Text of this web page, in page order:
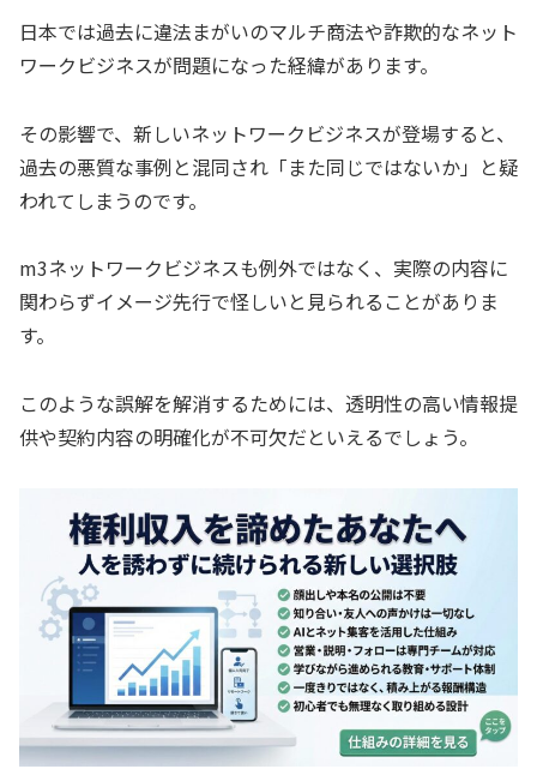
日本では過去に違法まがいのマルチ商法や詐欺的なネット
ワークビジネスが問題になった経緯があります。
その影響で、新しいネットワークビジネスが登場すると、
過去の悪質な事例と混同され「また同じではないか」と疑
われてしまうのです。
m3ネットワークビジネスも例外ではなく、実際の内容に
関わらずイメージ先行で怪しいと見られることがありま
す。
このような誤解を解消するためには、透明性の高い情報提
供や契約内容の明確化が不可欠だといえるでしょう。